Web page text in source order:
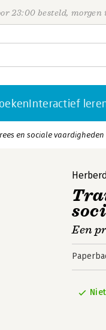
23:00 besteld, morgen
Interactief
en sociale vaardigheden
Een